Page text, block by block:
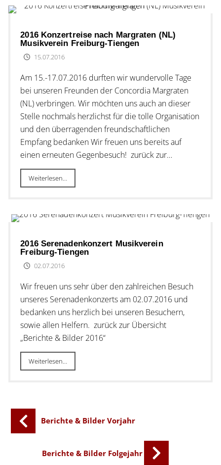
2016 Konzertreise nach Margraten (NL)
Musikverein Freiburg-Tiengen
15.07.2016
Am 15.-17.07.2016 durften wir wundervolle Tage
bei unseren Freunden der Concordia Margraten
(NL) verbringen. Wir möchten uns auch an dieser
Stelle nochmals herzlichst für die tolle Organisation
und den überragenden freundschaftlichen
Empfang bedanken Wir freuen uns bereits auf
einen erneuten Gegenbesuch! zurück zur…
Weiterlesen…
2016 Serenadenkonzert Musikverein
Freiburg-Tiengen
02.07.2016
Wir freuen uns sehr über den zahlreichen Besuch
unseres Serenadenkonzerts am 02.07.2016 und
bedanken uns herzlich bei unseren Besuchern,
sowie allen Helfern. zurück zur Übersicht
„Berichte & Bilder 2016“
Weiterlesen…
Berichte & Bilder Vorjahr
Berichte & Bilder Folgejahr